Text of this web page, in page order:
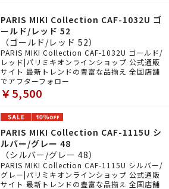
PARIS MIKI Collection CAF-1032U ゴ
ールド/レッド 52
（ゴールド/レッド 52）
PARIS MIKI Collection CAF-1032U ゴールド/
レッド|パリミキオンラインショップ 公式通販
サイト 最新トレンドの豊富な品揃え 全国店舗
でアフターフォロー
￥5,500
PARIS MIKI Collection CAF-1115U シ
ルバー/グレー 48
（シルバー/グレー 48）
PARIS MIKI Collection CAF-1115U シルバー/
グレー|パリミキオンラインショップ 公式通販
サイト 最新トレンドの豊富な品揃え 全国店舗